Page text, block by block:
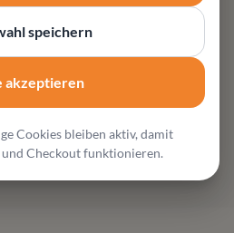
Polsterung und Maße
ist für Kunden aus der Region
rund 150 km interessant -
Räume Köln/Bonn, Dortmund,
Regionen. Sie können die Möbel
speichern
akzeptieren
Cookies bleiben aktiv, damit
Checkout funktionieren.